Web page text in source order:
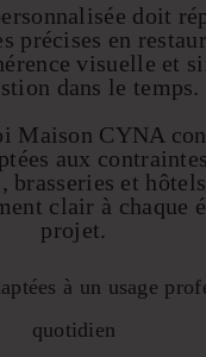
doit
précises en
visuelle et
dans le temps.
Maison CYNA
aux
brasseries et
clair à chaque
projet.
à un usage
quotidien